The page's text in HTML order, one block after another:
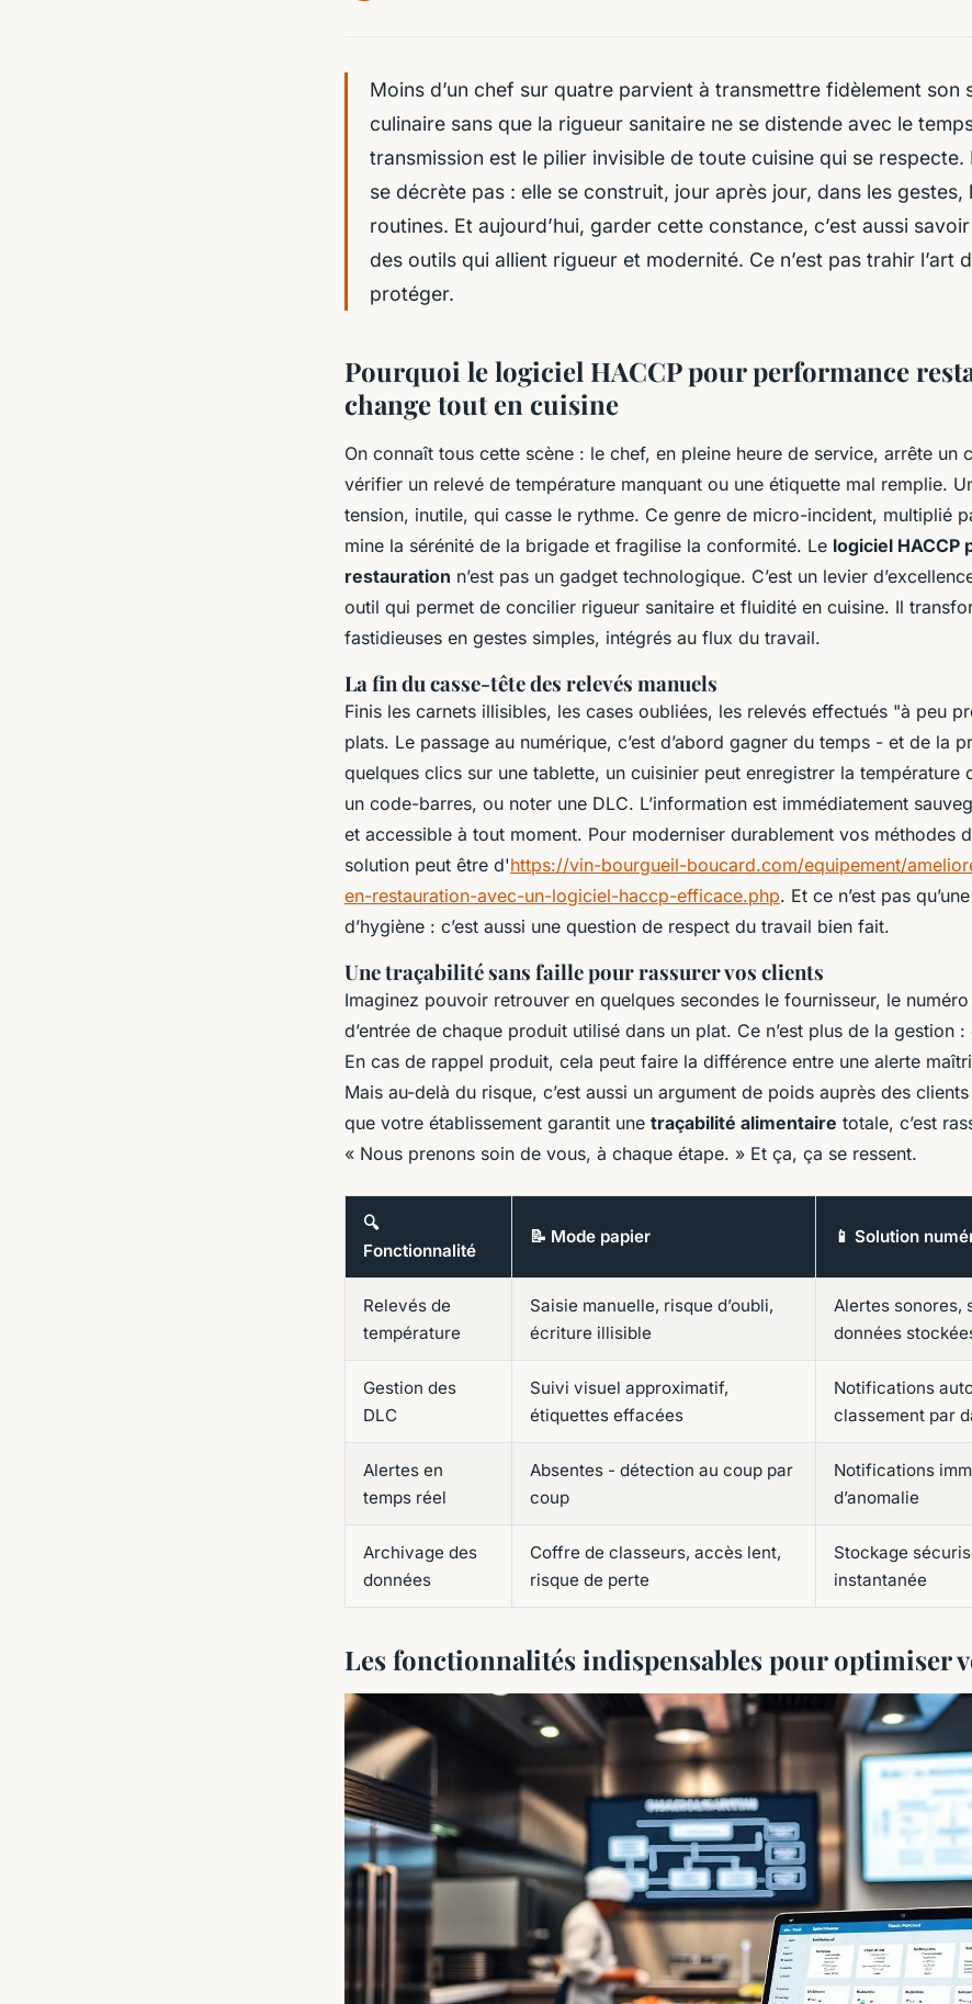
Moins d’un chef sur quatre parvient à transmettre fidèlement son
culinaire sans que la rigueur sanitaire ne se distende avec le
transmission est le pilier invisible de toute cuisine qui se respecte.
se décrète pas : elle se construit, jour après jour, dans les gestes,
routines. Et aujourd’hui, garder cette constance, c’est aussi
des outils qui allient rigueur et modernité. Ce n’est pas trahir l’art
protéger.
Pourquoi le logiciel HACCP pour performance
change tout en cuisine
On connaît tous cette scène : le chef, en pleine heure de service, arrête un
vérifier un relevé de température manquant ou une étiquette mal remplie.
tension, inutile, qui casse le rythme. Ce genre de micro-incident, multiplié
mine la sérénité de la brigade et fragilise la conformité. Le logiciel HACCP
restauration n’est pas un gadget technologique. C’est un levier
outil qui permet de concilier rigueur sanitaire et fluidité en cuisine. Il
fastidieuses en gestes simples, intégrés au flux du travail.
La fin du casse-tête des relevés manuels
Finis les carnets illisibles, les cases oubliées, les relevés effectués "à peu
plats. Le passage au numérique, c’est d’abord gagner du temps - et de la
quelques clics sur une tablette, un cuisinier peut enregistrer la température
un code-barres, ou noter une DLC. L’information est immédiatement
et accessible à tout moment. Pour moderniser durablement vos méthodes
solution peut être d'https://vin-bourgueil-boucard.com/equipement/
en-restauration-avec-un-logiciel-haccp-efficace.php. Et ce n’est pas
d’hygiène : c’est aussi une question de respect du travail bien fait.
Une traçabilité sans faille pour rassurer vos clients
Imaginez pouvoir retrouver en quelques secondes le fournisseur, le
d’entrée de chaque produit utilisé dans un plat. Ce n’est plus de la gestion :
En cas de rappel produit, cela peut faire la différence entre une alerte
Mais au-delà du risque, c’est aussi un argument de poids auprès des
que votre établissement garantit une traçabilité alimentaire totale, c’est
« Nous prenons soin de vous, à chaque étape. » Et ça, ça se ressent.
🔍
Fonctionnalité
📝 Mode papier 📱 Solution
Relevés de
température
Saisie manuelle, risque d’oubli,
écriture illisible
Alertes sonores,
données
Gestion des
DLC
Suivi visuel approximatif,
étiquettes effacées
Notifications
classement par
Alertes en
temps réel
Absentes - détection au coup par
coup
Notifications
d’anomalie
Archivage des
données
Coffre de classeurs, accès lent,
risque de perte
Stockage
instantanée
Les fonctionnalités indispensables pour optimiser